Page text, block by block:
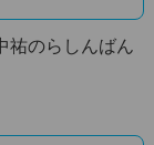
祐のらしんばん